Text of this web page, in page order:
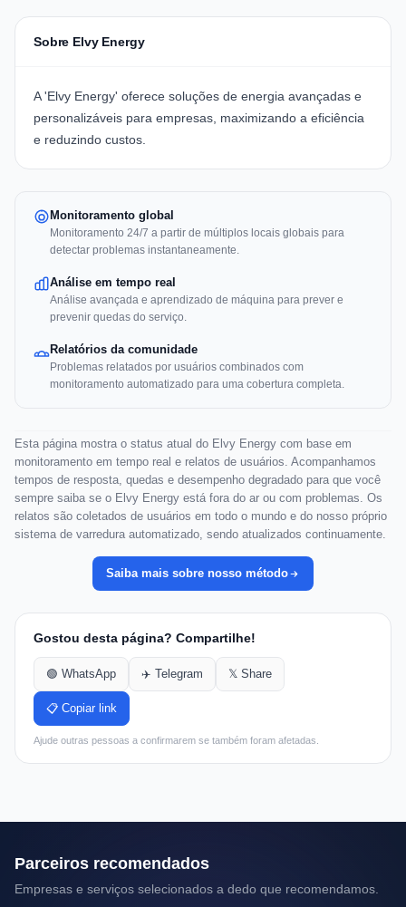
Sobre Elvy Energy
A 'Elvy Energy' oferece soluções de energia avançadas e
personalizáveis para empresas, maximizando a eficiência
e reduzindo custos.
Monitoramento global
Monitoramento 24/7 a partir de múltiplos locais globais para
detectar problemas instantaneamente.
Análise em tempo real
Análise avançada e aprendizado de máquina para prever e
prevenir quedas do serviço.
Relatórios da comunidade
Problemas relatados por usuários combinados com
monitoramento automatizado para uma cobertura completa.
Esta página mostra o status atual do Elvy Energy com base em
monitoramento em tempo real e relatos de usuários. Acompanhamos
tempos de resposta, quedas e desempenho degradado para que você
sempre saiba se o Elvy Energy está fora do ar ou com problemas. Os
relatos são coletados de usuários em todo o mundo e do nosso próprio
sistema de varredura automatizado, sendo atualizados continuamente.
Saiba mais sobre nosso método
Gostou desta página? Compartilhe!
🟢 WhatsApp ✈️ Telegram 𝕏 Share
📋 Copiar link
Ajude outras pessoas a confirmarem se também foram afetadas.
Parceiros recomendados
Empresas e serviços selecionados a dedo que recomendamos.